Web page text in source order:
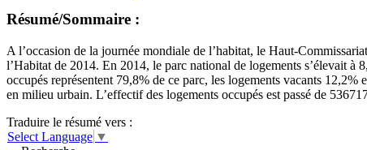
Résumé/Sommaire :
A l’occasion de la journée mondiale de l’habitat, le Haut-
l’Habitat de 2014. En 2014, le parc national de logements s’élevait
occupés représentent 79,8% de ce parc, les logements vacants
en milieu urbain. L’effectif des logements occupés est passé de
Traduire le résumé vers :
Select Language ▼